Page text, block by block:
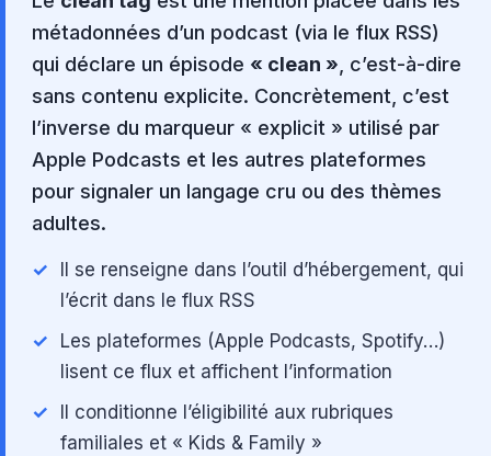
métadonnées d’un podcast (via le flux RSS)
qui déclare un épisode « clean » , c’est-à-dire
sans contenu explicite. Concrètement, c’est
l’inverse du marqueur « explicit » utilisé par
Apple Podcasts et les autres plateformes
pour signaler un langage cru ou des thèmes
adultes.
Il se renseigne dans l’outil d’hébergement, qui
l’écrit dans le flux RSS
Les plateformes (Apple Podcasts, Spotify…)
lisent ce flux et affichent l’information
Il conditionne l’éligibilité aux rubriques
familiales et « Kids & Family »